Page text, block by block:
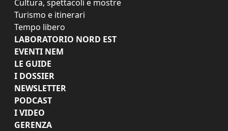
Cultura, spettacoli e mostre
Turismo e itinerari
Tempo libero
LABORATORIO NORD EST
EVENTI NEM
LE GUIDE
I DOSSIER
NEWSLETTER
PODCAST
I VIDEO
GERENZA